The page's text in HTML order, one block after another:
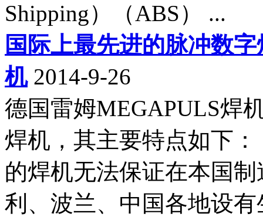
Shipping）（ABS） ...
国际上最先进的脉冲数
机2014-9-26
德国雷姆MEGAPULS焊
焊机，其主要特点如下
的焊机无法保证在本国
利、波兰、中国各地设